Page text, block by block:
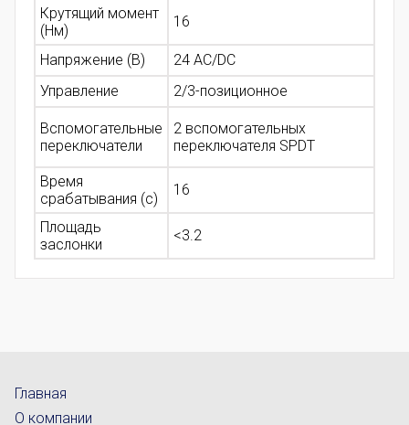
Крутящий момент
(Нм)
16
Напряжение (В)
24 AC/DC
Управление
2/3-позиционное
Вспомогательные
переключатели
2 вспомогательных
переключателя SPDT
Время
срабатывания (с)
16
Площадь
заслонки
<3.2
Главная
О компании